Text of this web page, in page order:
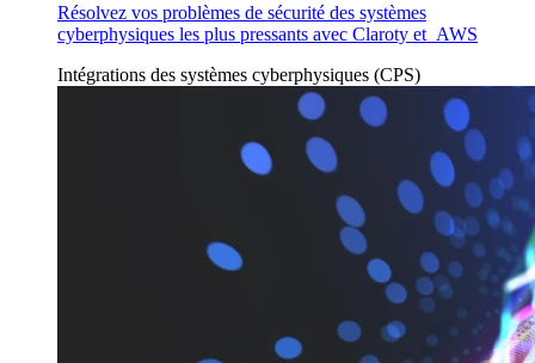
Résolvez vos problèmes de sécurité des systèmes
cyberphysiques les plus pressants avec Claroty et AWS
Intégrations des systèmes cyberphysiques (CPS)